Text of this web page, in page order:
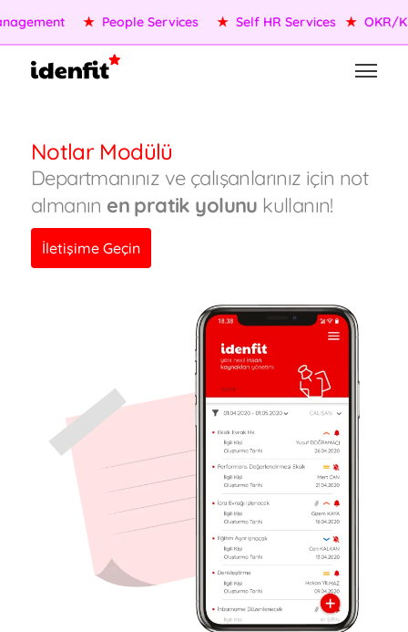
★ People Services ★ Self HR Services ★ OKR/KPI
Notlar Modülü
Departmanınız ve çalışanlarınız için not
almanın en pratik yolunu kullanın!
İletişime Geçin